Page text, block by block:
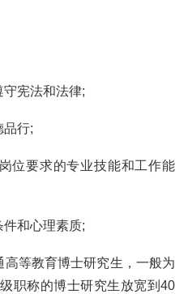
宪法和法律;
品行;
位要求的专业技能和工作能
和心理素质;
等教育博士研究生，一般为
职称的博士研究生放宽到40